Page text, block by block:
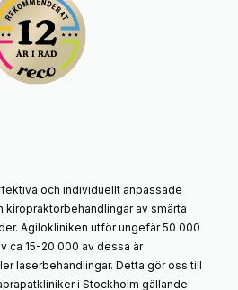
och individuellt anpassade
kiropraktorbehandlingar av smärta
Agilokliniken utför ungefär 50 000
ca 15-20 000 av dessa är
laserbehandlingar. Detta gör oss till
i Stockholm gällande